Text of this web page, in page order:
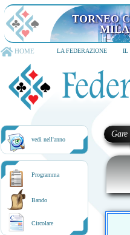
TORNEO
HOME LA FEDERAZIONE IL
vedi nell'anno
Programma
Bando
Circolare
Gare